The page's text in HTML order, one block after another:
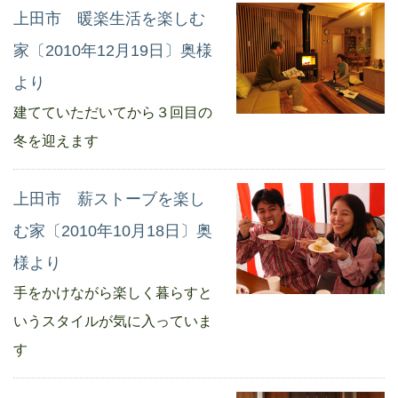
上田市 暖楽生活を楽しむ
家〔2010年12月19日〕奥様
より
建てていただいてから３回目の
冬を迎えます
上田市 薪ストーブを楽し
む家〔2010年10月18日〕奥
様より
手をかけながら楽しく暮らすと
いうスタイルが気に入っていま
す